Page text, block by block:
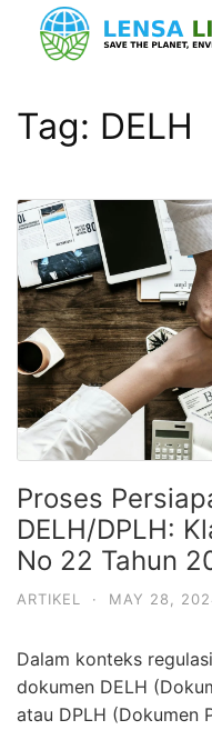
Tag: DELH
Proses
DELH/DPLH:
No 22 Tahun
ARTIKEL · MAY 28,
Dalam konteks
dokumen DELH
atau DPLH (Dokumen